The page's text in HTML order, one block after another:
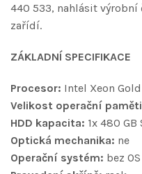
440 533, nahlásit výrobní
zařídí.
ZÁKLADNÍ SPECIFIKACE
Procesor: Intel Xeon
Velikost operační
HDD kapacita: 1x 480 GB
Optická mechanika: ne
Operační systém: bez OS